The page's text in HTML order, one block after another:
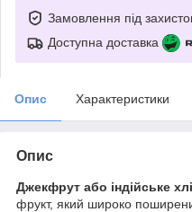
Замовлення під
Доступна доставка
Опис Характеристики
Опис
Джекфрут або індійське
фрукт, який широко